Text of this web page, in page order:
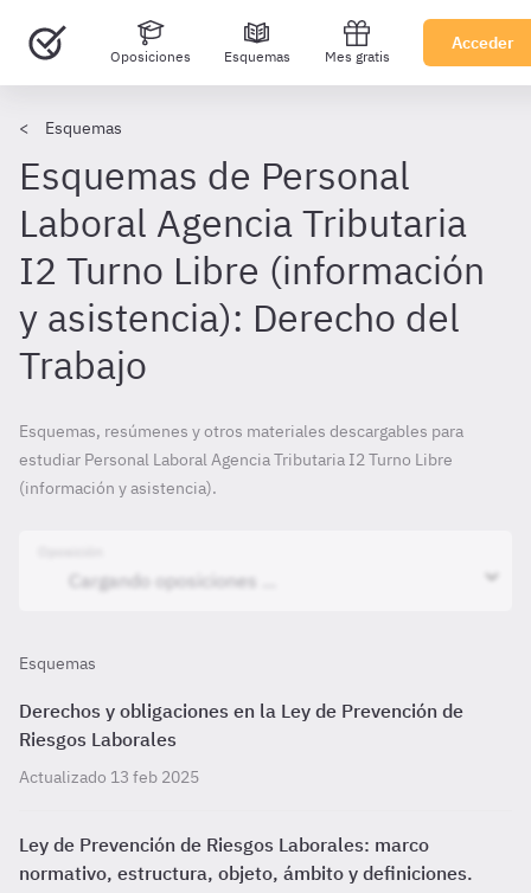
Oposiciones Esquemas Mes gratis
Acceder
Esquemas
Esquemas de Personal
Laboral Agencia Tributaria
I2 Turno Libre (información
y asistencia): Derecho del
Trabajo
Esquemas, resúmenes y otros materiales descargables para
estudiar Personal Laboral Agencia Tributaria I2 Turno Libre
(información y asistencia).
Esquemas
Derechos y obligaciones en la Ley de Prevención de
Riesgos Laborales
Actualizado 13 feb 2025
Ley de Prevención de Riesgos Laborales: marco
normativo, estructura, objeto, ámbito y definiciones.